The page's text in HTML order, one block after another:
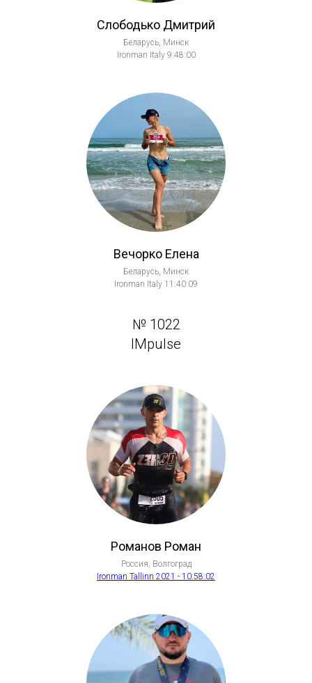
Слободько Дмитрий
Беларусь, Минск
Ironman Italy 9:48:00
Вечорко Елена
Беларусь, Минск
Ironman Italy 11:40:09
№ 1022
IMpulse
Романов Роман
Россия, Волгоград
Ironman Tallinn 2021 - 10:58:02